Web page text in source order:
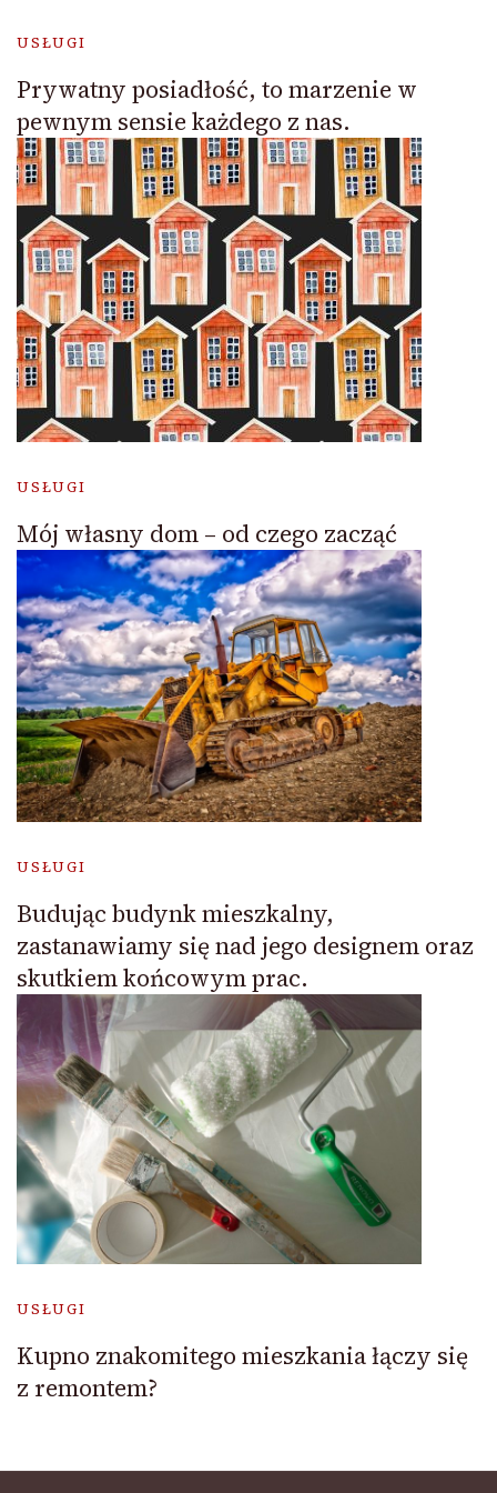
USŁUGI
Prywatny posiadłość, to marzenie w
pewnym sensie każdego z nas.
USŁUGI
Mój własny dom – od czego zacząć
USŁUGI
Budując budynk mieszkalny,
zastanawiamy się nad jego designem oraz
skutkiem końcowym prac.
USŁUGI
Kupno znakomitego mieszkania łączy się
z remontem?